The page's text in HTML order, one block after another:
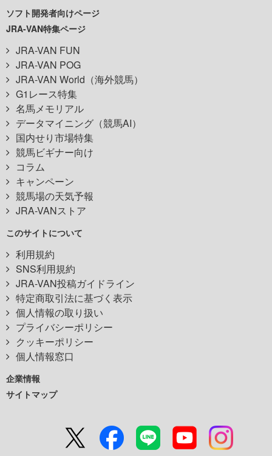
ソフト開発者向けページ
JRA-VAN特集ページ
JRA-VAN FUN
JRA-VAN POG
JRA-VAN World（海外競馬）
G1レース特集
名馬メモリアル
データマイニング（競馬AI）
国内せり市場特集
競馬ビギナー向け
コラム
キャンペーン
競馬場の天気予報
JRA-VANストア
このサイトについて
利用規約
SNS利用規約
JRA-VAN投稿ガイドライン
特定商取引法に基づく表示
個人情報の取り扱い
プライバシーポリシー
クッキーポリシー
個人情報窓口
企業情報
サイトマップ